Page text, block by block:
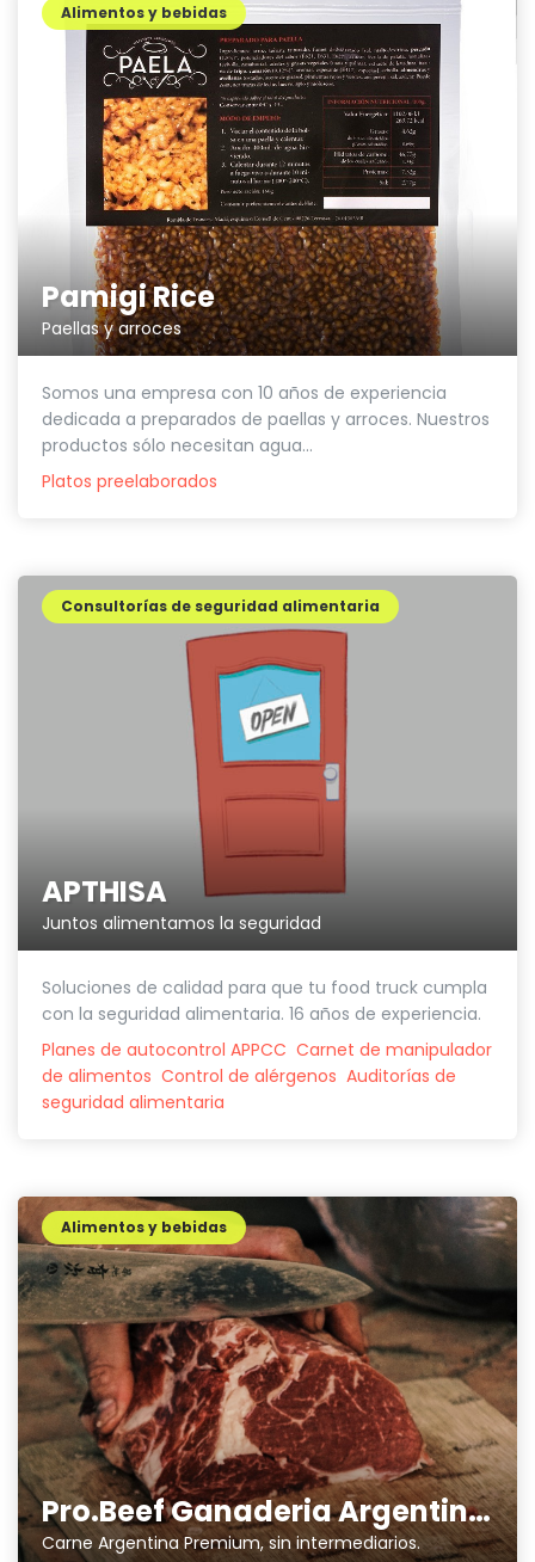
Pamigi Rice
Paellas y arroces
Alimentos y bebidas
Somos una empresa con 10 años de experiencia
dedicada a preparados de paellas y arroces. Nuestros
productos sólo necesitan agua...
Platos preelaborados
APTHISA
Juntos alimentamos la seguridad
Consultorías de seguridad alimentaria
Soluciones de calidad para que tu food truck cumpla
con la seguridad alimentaria. 16 años de experiencia.
Planes de autocontrol APPCC Carnet de manipulador
de alimentos Control de alérgenos Auditorías de
seguridad alimentaria
Pro.Beef Ganaderia Argentina SL
Carne Argentina Premium, sin intermediarios.
Alimentos y bebidas